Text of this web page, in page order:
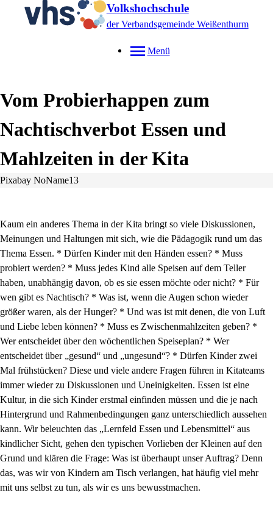
Volkshochschule
der Verbandsgemeinde Weißenthurm
Menü
Vom Probierhappen zum
Nachtischverbot Essen und
Mahlzeiten in der Kita
Pixabay NoName13
Kaum ein anderes Thema in der Kita bringt so viele Diskussionen,
Meinungen und Haltungen mit sich, wie die Pädagogik rund um das
Thema Essen. * Dürfen Kinder mit den Händen essen? * Muss
probiert werden? * Muss jedes Kind alle Speisen auf dem Teller
haben, unabhängig davon, ob es sie essen möchte oder nicht? * Für
wen gibt es Nachtisch? * Was ist, wenn die Augen schon wieder
größer waren, als der Hunger? * Und was ist mit denen, die von Luft
und Liebe leben können? * Muss es Zwischenmahlzeiten geben? *
Wer entscheidet über den wöchentlichen Speiseplan? * Wer
entscheidet über „gesund“ und „ungesund“? * Dürfen Kinder zwei
Mal frühstücken? Diese und viele andere Fragen führen in Kitateams
immer wieder zu Diskussionen und Uneinigkeiten. Essen ist eine
Kultur, in die sich Kinder erstmal einfinden müssen und die je nach
Hintergrund und Rahmenbedingungen ganz unterschiedlich aussehen
kann. Wir beleuchten das „Lernfeld Essen und Lebensmittel“ aus
kindlicher Sicht, gehen den typischen Vorlieben der Kleinen auf den
Grund und klären die Frage: Was ist überhaupt unser Auftrag? Denn
das, was wir von Kindern am Tisch verlangen, hat häufig viel mehr
mit uns selbst zu tun, als wir es uns bewusstmachen.